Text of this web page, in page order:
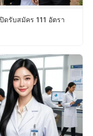
รับสมัคร 111 อัตรา